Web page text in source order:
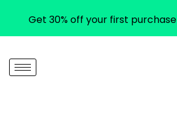
content
Get 30% off your first purchase